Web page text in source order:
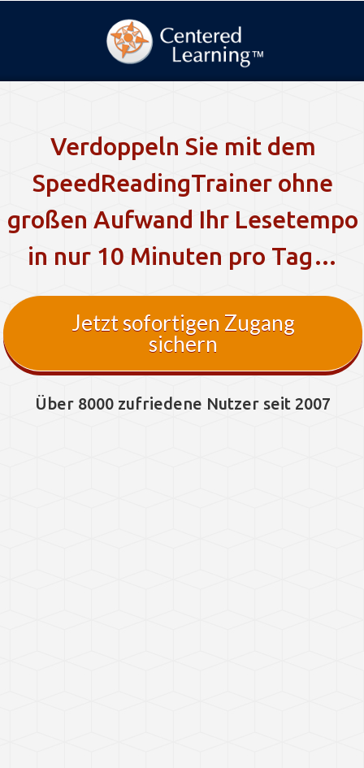
Verdoppeln Sie mit dem
SpeedReadingTrainer ohne
großen Aufwand Ihr Lesetempo
in nur 10 Minuten pro Tag…
Jetzt sofortigen Zugang
sichern
Über 8000 zufriedene Nutzer seit 2007